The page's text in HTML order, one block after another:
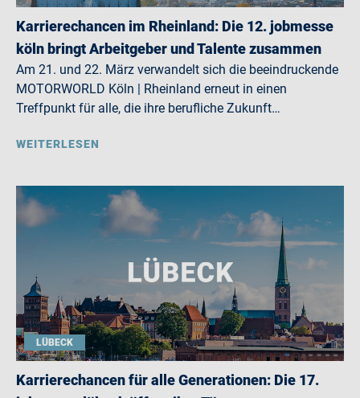
Karrierechancen im Rheinland: Die 12. jobmesse
köln bringt Arbeitgeber und Talente zusammen
Am 21. und 22. März verwandelt sich die beeindruckende
MOTORWORLD Köln | Rheinland erneut in einen
Treffpunkt für alle, die ihre berufliche Zukunft…
WEITERLESEN
LÜBECK
Karrierechancen für alle Generationen: Die 17.